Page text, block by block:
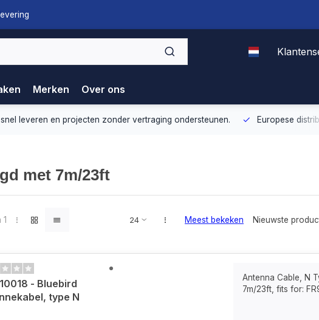
Merken Over ons
en projecten zonder vertraging ondersteunen. Europese distributie
met 7m/23ft
1 Meest bekeken Nieuwste
- Bluebird
type N
Antenna Cable, N
7m/23ft, fits for: